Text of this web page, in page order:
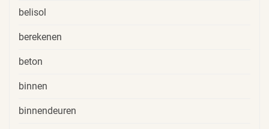
belisol
berekenen
beton
binnen
binnendeuren